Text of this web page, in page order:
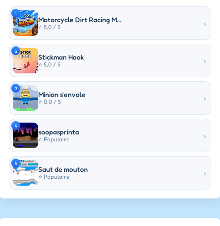
1
Motorcycle Dirt Racing Multiplayer
⭐ 5,0 / 5 ›
2
Stickman Hook
⭐ 5,0 / 5 ›
3
Minion s'envole
⭐ 0,0 / 5 ›
4
soopasprinta
⭐ Populaire ›
5
Saut de mouton
⭐ Populaire ›